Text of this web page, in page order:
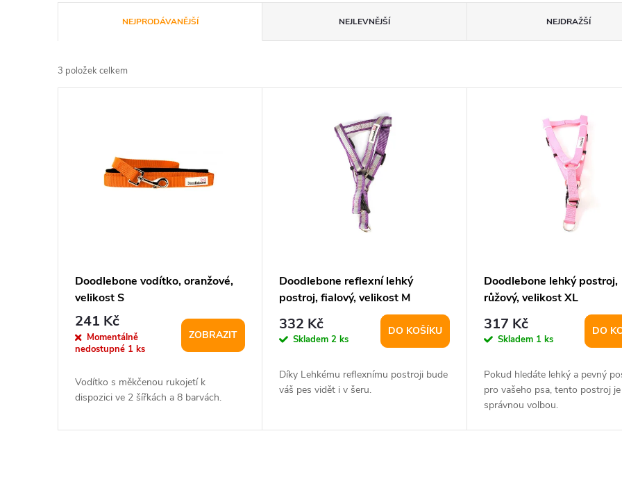
a
z
t
NEJPRODÁVANĚJŠÍ NEJLEVNĚJŠÍ NEJDRAŽŠÍ
3 položek celkem
Doodlebone vodítko, oranžové,
velikost S
241 Kč
Momentálně
nedostupné 1 ks
ZOBRAZIT
Vodítko s měkčenou rukojetí k
dispozici ve 2 šířkách a 8 barvách.
Doodlebone reflexní lehký
postroj, fialový, velikost M
332 Kč
Skladem2 ks
DO KOŠÍKU
Díky Lehkému reflexnímu postroji bude
váš pes vidět i v šeru.
Doodlebone lehký postroj,
růžový, velikost XL
317 Kč
Skladem 1 ks
DO
Pokud hledáte lehký a pevný
pro vašeho psa, tento postroj je
správnou volbou.